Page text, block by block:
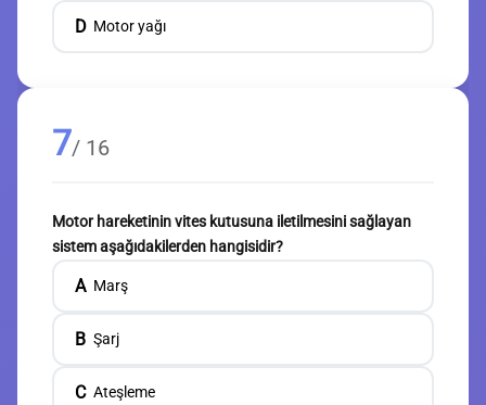
D Motor yağı
7/ 16
Motor hareketinin vites kutusuna iletilmesini sağlayan
sistem aşağıdakilerden hangisidir?
A Marş
B Şarj
C Ateşleme